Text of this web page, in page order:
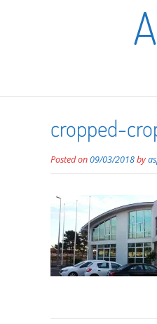
cropped-
Posted on09/03/2018by